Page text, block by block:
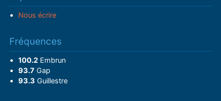
Nous écrire
Fréquences
100.2Embrun
93.7 Gap
93.3 Guillestre